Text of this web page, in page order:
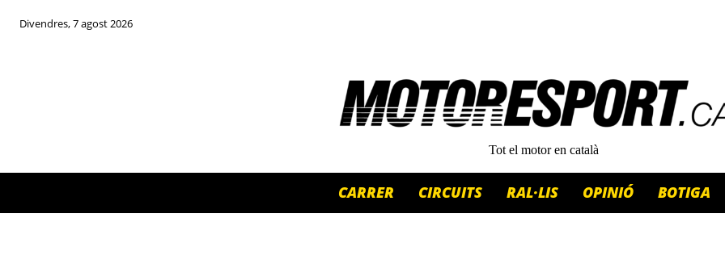
Divendres, 7 agost 2026
Tot el motor en català
CARRER CIRCUITS RAL·LIS OPINIÓ BOTIGA